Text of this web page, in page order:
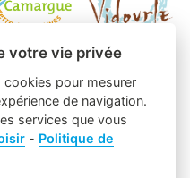
votre vie privée
cookies pour mesurer
de navigation.
services que vous
- Politique de